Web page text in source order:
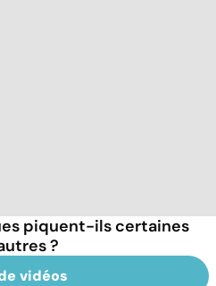
piquent-ils certaines
?
vidéos